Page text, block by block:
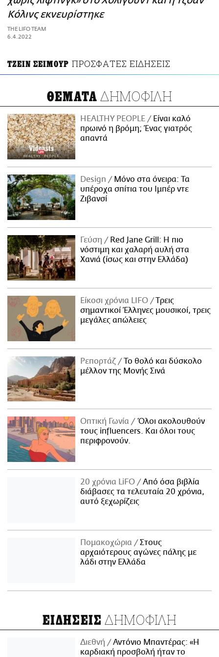
ΑΜΠΑ
PRINT
Κόλινς εκνευρίστηκε
THE LIFO TEAM
6.4.2022
ΤΖΕΙΝ ΣΕΙΜΟΥΡ ΠΡΟΣΦΑΤΕΣ ΕΙΔΗΣΕΙΣ
ΘΕΜΑΤΑ ΔΗΜΟΦΙΛΗ
HEALTHY PEOPLE
Είναι καλό
πρωινό η βρόμη; Ένας γιατρός
απαντά
Design
Μόνο στα όνειρα: Τα
υπέροχα σπίτια του Ιμπέρ ντε
Ζιβανσί
Γεύση
Red Jane Grill: Η πιο
νόστιμη και χαλαρή αυλή στα
Χανιά (ίσως και στην Ελλάδα)
Είκοσι χρόνια LIFO
Tρεις
σημαντικοί Έλληνες μουσικοί, τρεις
μεγάλες απώλειες
Ρεπορτάζ
Το θολό και δύσκολο
μέλλον της Μονής Σινά
Οπτική Γωνία
Όλοι ακολουθούν
τους influencers. Και όλοι τους
περιφρονούν.
20 χρόνια LiFO
Από όσα βιβλία
διάβασες τα τελευταία 20 χρόνια,
αυτό ξεχωρίζεις
Πομακοχώρια
Στους
αρχαιότερους αγώνες πάλης με
λάδι στην Ελλάδα
ΕΙΔΗΣΕΙΣ ΔΗΜΟΦΙΛΗ
Διεθνή
Αντόνιο Μπαντέρας: «Η
καρδιακή προσβολή ήταν το